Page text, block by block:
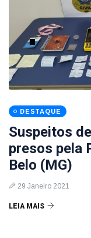
DESTAQUE
Suspeitos
presos pela
Belo (MG)
29 Janeiro 2021
LEIA MAIS